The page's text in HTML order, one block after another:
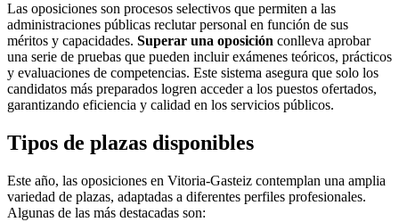
Las oposiciones son procesos selectivos que permiten a las
administraciones públicas reclutar personal en función de sus
méritos y capacidades. Superar una oposición conlleva aprobar
una serie de pruebas que pueden incluir exámenes teóricos, prácticos
y evaluaciones de competencias. Este sistema asegura que solo los
candidatos más preparados logren acceder a los puestos ofertados,
garantizando eficiencia y calidad en los servicios públicos.
Tipos de plazas disponibles
Este año, las oposiciones en Vitoria-Gasteiz contemplan una amplia
variedad de plazas, adaptadas a diferentes perfiles profesionales.
Algunas de las más destacadas son: